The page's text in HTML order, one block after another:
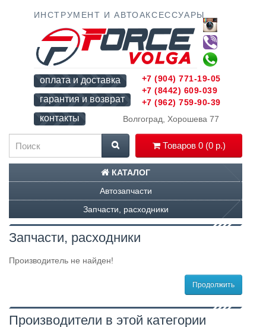
ИНСТРУМЕНТ И АВТОАКСЕССУАРЫ
оплата и доставка
гарантия и возврат
контакты
Волгоград, Хорошева 77
Товаров 0 (0 р.)
+7 (904) 771-19-05
+7 (8442) 609-039
+7 (962) 759-90-39
КАТАЛОГ
Автозапчасти
Запчасти, расходники
Запчасти, расходники
Производитель не найден!
Продолжить
Производители в этой категории